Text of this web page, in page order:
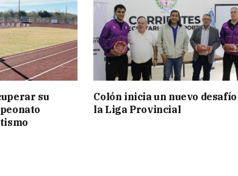
su
Colón inicia un nuevo
la Liga Provincial